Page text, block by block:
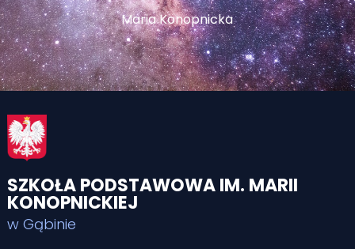
Maria Konopnicka
SZKOŁA PODSTAWOWA IM. MARII
KONOPNICKIEJ
w Gąbinie